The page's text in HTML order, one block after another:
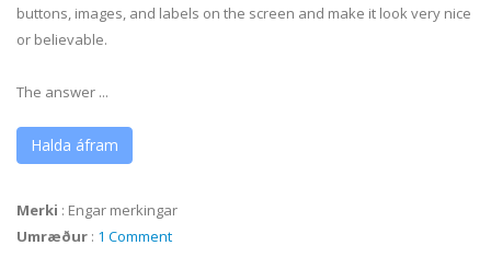
buttons, images, and labels on the screen and make it look very nice
or believable.
The answer ...
Halda áfram
Merki : Engar merkingar
Umræður : 1 Comment